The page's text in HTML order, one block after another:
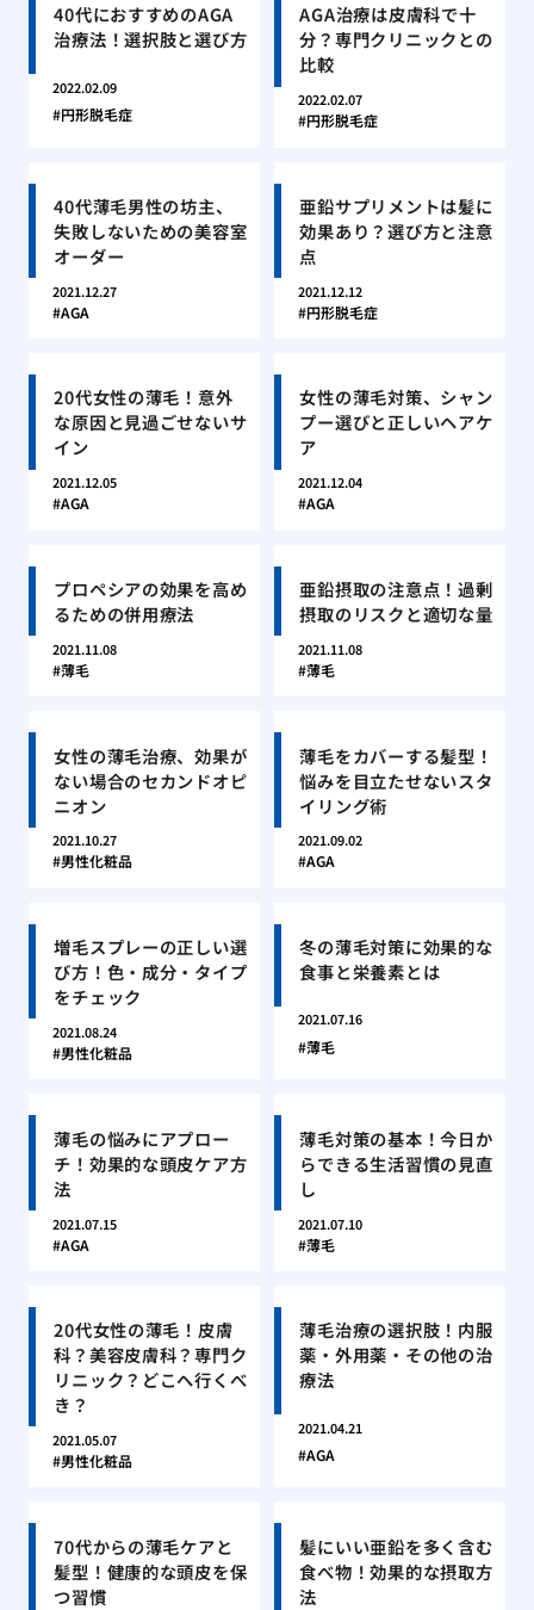
40代におすすめのAGA
治療法！選択肢と選び方
2022.02.09
円形脱毛症
AGA治療は皮膚科で十
分？専門クリニックとの
比較
2022.02.07
円形脱毛症
40代薄毛男性の坊主、
失敗しないための美容室
オーダー
2021.12.27
AGA
亜鉛サプリメントは髪に
効果あり？選び方と注意
点
2021.12.12
円形脱毛症
20代女性の薄毛！意外
な原因と見過ごせないサ
イン
2021.12.05
AGA
女性の薄毛対策、シャン
プー選びと正しいヘアケ
ア
2021.12.04
AGA
プロペシアの効果を高め
るための併用療法
2021.11.08
薄毛
亜鉛摂取の注意点！過剰
摂取のリスクと適切な量
2021.11.08
薄毛
女性の薄毛治療、効果が
ない場合のセカンドオピ
ニオン
2021.10.27
男性化粧品
薄毛をカバーする髪型！
悩みを目立たせないスタ
イリング術
2021.09.02
AGA
増毛スプレーの正しい選
び方！色・成分・タイプ
をチェック
2021.08.24
男性化粧品
冬の薄毛対策に効果的な
食事と栄養素とは
2021.07.16
薄毛
薄毛の悩みにアプロー
チ！効果的な頭皮ケア方
法
2021.07.15
AGA
薄毛対策の基本！今日か
らできる生活習慣の見直
し
2021.07.10
薄毛
20代女性の薄毛！皮膚
科？美容皮膚科？専門ク
リニック？どこへ行くべ
き？
2021.05.07
男性化粧品
薄毛治療の選択肢！内服
薬・外用薬・その他の治
療法
2021.04.21
AGA
70代からの薄毛ケアと
髪型！健康的な頭皮を保
つ習慣
髪にいい亜鉛を多く含む
食べ物！効果的な摂取方
法